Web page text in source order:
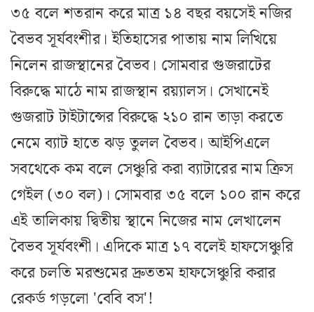
৩৫ বলে শতরান করে মাত্র ১৪ বছর বয়সেই নজির
বৈভব সূর্যবংশীর। ইতিহাসের পাতায় নাম লিখিয়ে
নিলেন রাজস্থানের বৈভব। সোমবার গুজরাটের
বিরুদ্ধে মাঠে নাম রাজস্থান রয়্যালস। সেখানেই
গুজরাট টাইটান্সের বিরুদ্ধে ২১০ রান তাড়া করতে
নেমে ব্যাট হাতে ঝড় তুলল বৈভব। আইপিএলে
সবথেকে কম বলে সেঞ্চুরি করা ব্যাটারের নাম ক্রিস
গেইল (৩০ বল)। সোমবার ৩৫ বলে ১০০ রান করে
এই তালিকায় দ্বিতীয় স্থানে নিজের নাম লেখালেন
বৈভব সূর্যবংশী। এদিকে মাত্র ১৭ বলেই হাফসেঞ্চুরি
করে চলতি মরশুমের দ্রুততম হাফসেঞ্চুরি করার
রেকর্ড গড়লো 'বেবি বস'!